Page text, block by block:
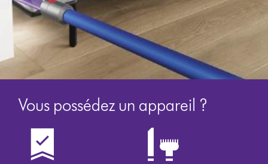
Vous possédez un appareil ?